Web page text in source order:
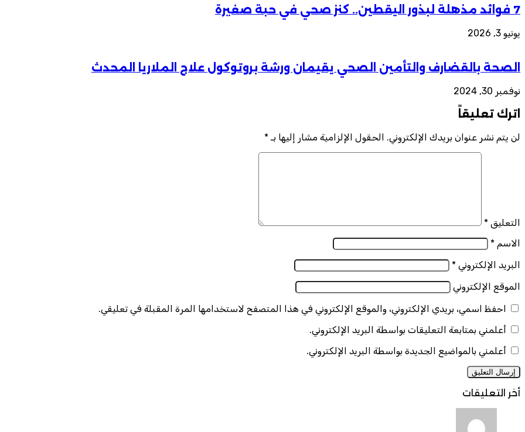
7 فوائد مذهلة لبذور اليقطين.. كنز صحي في حبة صغيرة
يونيو 3, 2026
الصحة بالقضارف والتأمين الصحي يقيمان ورشة بروتوكول علاج الملاريا المحدث
نوفمبر 30, 2024
اترك تعليقاً
لن يتم نشر عنوان بريدك الإلكتروني. الحقول الإلزامية مشار إليها بـ *
التعليق *
الاسم *
البريد الإلكتروني *
الموقع الإلكتروني
احفظ اسمي، بريدي الإلكتروني، والموقع الإلكتروني في هذا المتصفح لاستخدامها المرة المقبلة في تعليقي.
أعلمني بمتابعة التعليقات بواسطة البريد الإلكتروني.
أعلمني بالمواضيع الجديدة بواسطة البريد الإلكتروني.
أخر التعليقات